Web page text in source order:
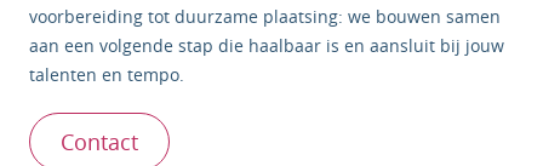
voorbereiding tot duurzame plaatsing: we bouwen samen
aan een volgende stap die haalbaar is en aansluit bij jouw
talenten en tempo.
Contact